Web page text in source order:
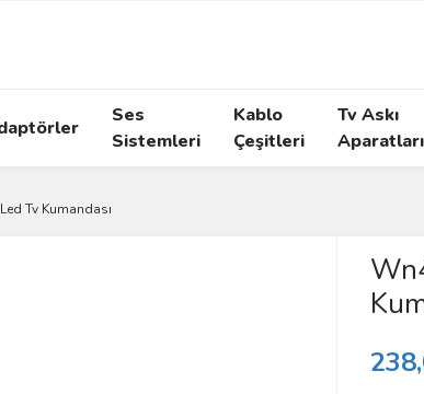
Ses
Sistemleri
Kablo
Çeşitleri
Tv Askı
Aparatları
Tv Kumandası